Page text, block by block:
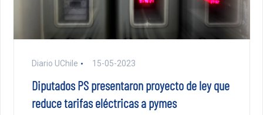
Diario UChile 15-05-2023
Diputados PS presentaron proyecto de ley que
reduce tarifas eléctricas a pymes